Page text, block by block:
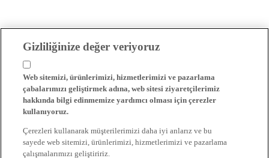
Gizliliğinize değer veriyoruz
Web sitemizi, ürünlerimizi, hizmetlerimizi ve pazarlama
çabalarımızı geliştirmek adına, web sitesi ziyaretçilerimiz
hakkında bilgi edinmemize yardımcı olması için çerezler
kullanıyoruz.
Çerezleri kullanarak müşterilerimizi daha iyi anlarız ve bu
sayede web sitemizi, ürünlerimizi, hizmetlerimizi ve pazarlama
çalışmalarımızı geliştiririz.